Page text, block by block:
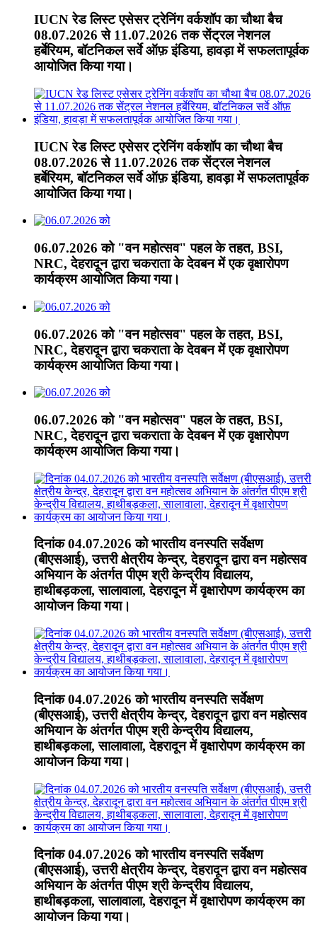
IUCN रेड लिस्ट एसेसर ट्रेनिंग वर्कशॉप का चौथा बैच
08.07.2026 से 11.07.2026 तक सेंट्रल नेशनल
हर्बेरियम, बॉटनिकल सर्वे ऑफ़ इंडिया, हावड़ा में सफलतापूर्वक
आयोजित किया गया।
IUCN रेड लिस्ट एसेसर ट्रेनिंग वर्कशॉप का चौथा बैच
08.07.2026 से 11.07.2026 तक सेंट्रल नेशनल
हर्बेरियम, बॉटनिकल सर्वे ऑफ़ इंडिया, हावड़ा में सफलतापूर्वक
आयोजित किया गया।
06.07.2026 को "वन महोत्सव" पहल के तहत, BSI,
NRC, देहरादून द्वारा चकराता के देवबन में एक वृक्षारोपण
कार्यक्रम आयोजित किया गया।
06.07.2026 को "वन महोत्सव" पहल के तहत, BSI,
NRC, देहरादून द्वारा चकराता के देवबन में एक वृक्षारोपण
कार्यक्रम आयोजित किया गया।
06.07.2026 को "वन महोत्सव" पहल के तहत, BSI,
NRC, देहरादून द्वारा चकराता के देवबन में एक वृक्षारोपण
कार्यक्रम आयोजित किया गया।
दिनांक 04.07.2026 को भारतीय वनस्पति सर्वेक्षण
(बीएसआई), उत्तरी क्षेत्रीय केन्द्र, देहरादून द्वारा वन महोत्सव
अभियान के अंतर्गत पीएम श्री केन्द्रीय विद्यालय,
हाथीबड़कला, सालावाला, देहरादून में वृक्षारोपण कार्यक्रम का
आयोजन किया गया।
दिनांक 04.07.2026 को भारतीय वनस्पति सर्वेक्षण
(बीएसआई), उत्तरी क्षेत्रीय केन्द्र, देहरादून द्वारा वन महोत्सव
अभियान के अंतर्गत पीएम श्री केन्द्रीय विद्यालय,
हाथीबड़कला, सालावाला, देहरादून में वृक्षारोपण कार्यक्रम का
आयोजन किया गया।
दिनांक 04.07.2026 को भारतीय वनस्पति सर्वेक्षण
(बीएसआई), उत्तरी क्षेत्रीय केन्द्र, देहरादून द्वारा वन महोत्सव
अभियान के अंतर्गत पीएम श्री केन्द्रीय विद्यालय,
हाथीबड़कला, सालावाला, देहरादून में वृक्षारोपण कार्यक्रम का
आयोजन किया गया।